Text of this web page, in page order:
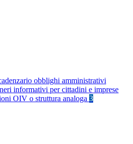
obblighi amministrativi
informativi per cittadini e imprese
OIV o struttura analoga 3